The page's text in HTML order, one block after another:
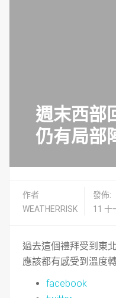
週末西部
仍有局部
作者
WEATHERRISK
發佈:
11 十
過去這個禮拜受到東
應該都有感受到溫度
facebook